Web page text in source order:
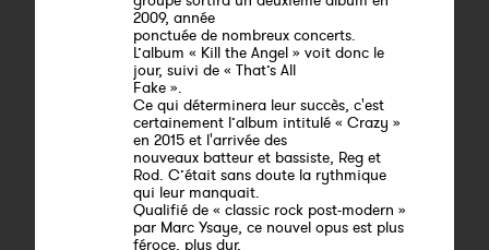
2009, année
ponctuée de nombreux concerts.
L’album « Kill the Angel » voit donc le
jour, suivi de « That’s All
Fake ».
Ce qui déterminera leur succès, c'est
certainement l’album intitulé « Crazy »
en 2015 et l'arrivée des
nouveaux batteur et bassiste, Reg et
Rod. C’était sans doute la rythmique
qui leur manquait.
Qualifié de « classic rock post-modern »
par Marc Ysaye, ce nouvel opus est plus
féroce, plus dur,